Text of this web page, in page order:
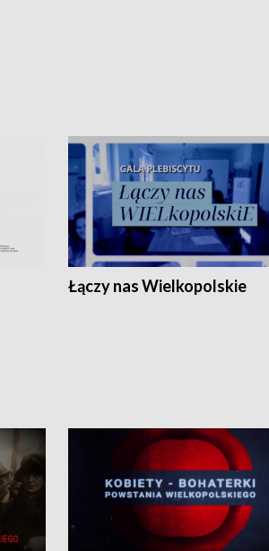
Łączy nas Wielkopolskie